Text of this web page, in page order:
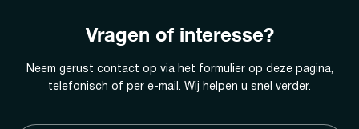
Vragen of interesse?
Neem gerust contact op via het formulier op deze pagina,
telefonisch of per e-mail. Wij helpen u snel verder.